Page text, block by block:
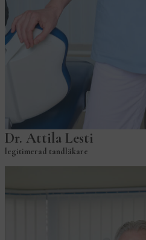
Dr. Attila Lesti
legitimerad tandläkare